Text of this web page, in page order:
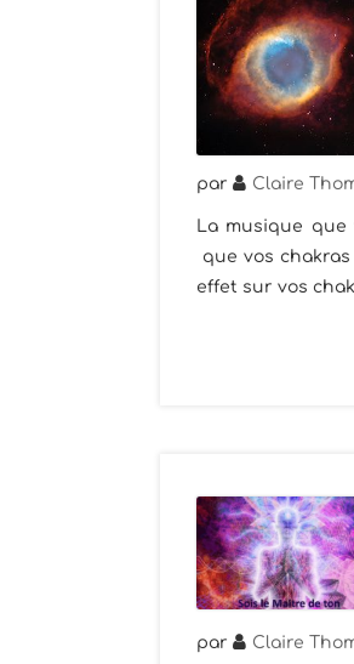
par Claire
La musique
que vos
effet sur vos
par Claire